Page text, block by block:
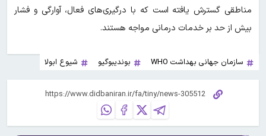
مناطقی گسترش یافته است که با درگیری‌های فعال، آوارگی و فشار
بیش‌ از حد بر خدمات درمانی مواجه هستند.
سازمان جهانی بهداشت WHO بوندیبوگیو شیوع ابولا